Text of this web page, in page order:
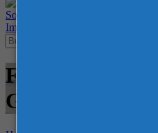
Sobre
Imprensa
Feiras - Parque
Gráfico